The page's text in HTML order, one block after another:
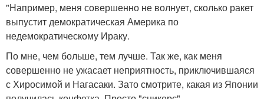
"Например, меня совершенно не волнует, сколько ракет
выпустит демократическая Америка по
недемократическому Ираку.
По мне, чем больше, тем лучше. Так же, как меня
совершенно не ужасает неприятность, приключившаяся
с Хиросимой и Нагасаки. Зато смотрите, какая из Японии